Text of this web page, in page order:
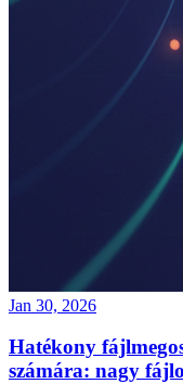
Jan 30, 2026
Hatékony
számára: nagy